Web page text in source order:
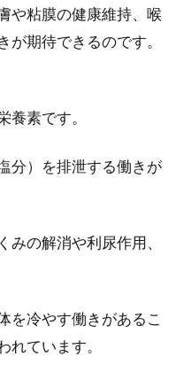
ーは？
味にクセがないので、どんな肉
も炒め物も相性抜群！
ミナ回復！
ミナ料理としても人気がありま
や粘膜の健康維持、喉
期待できるのです。
養素です。
分）を排泄する働きが
の解消や利尿作用、
を冷やす働きがあるこ
れています。